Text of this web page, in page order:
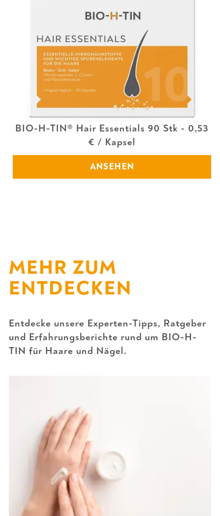
BIO-H-TIN® Hair Essentials 90 Stk - 0,53
€ / Kapsel
ANSEHEN
MEHR ZUM
ENTDECKEN
Entdecke unsere Experten-Tipps, Ratgeber
und Erfahrungsberichte rund um BIO-H-
TIN für Haare und Nägel.